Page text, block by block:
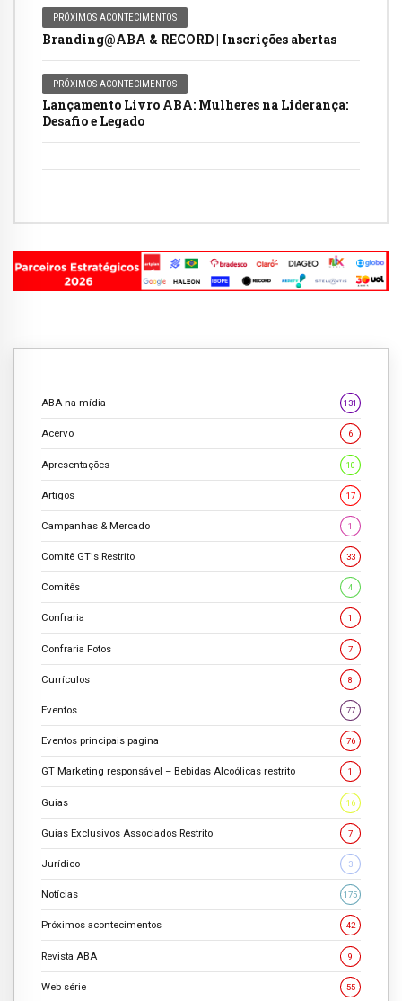
PRÓXIMOS ACONTECIMENTOS
Branding@ABA & RECORD | Inscrições abertas
PRÓXIMOS ACONTECIMENTOS
Lançamento Livro ABA: Mulheres na Liderança:
Desafio e Legado
ABA na mídia 131
Acervo 6
Apresentações 10
Artigos 17
Campanhas & Mercado 1
Comitê GT's Restrito 33
Comitês 4
Confraria 1
Confraria Fotos 7
Currículos 8
Eventos 77
Eventos principais pagina 76
GT Marketing responsável – Bebidas Alcoólicas restrito 1
Guias 16
Guias Exclusivos Associados Restrito 7
Jurídico 3
Notícias 175
Próximos acontecimentos 42
Revista ABA 9
Web série 55